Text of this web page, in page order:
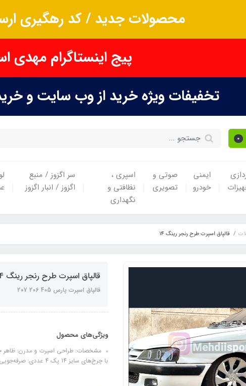
محصولات جدید / کد رهگیری
پیج اینستاگرام مهدی
تخفیفات ویژه خرید از وب سایت و
0
ایمنی
خودرو
صوتی و
تصویری
اسپری ،
نظافتی و
نگهداری
سر اگزوز / منبع
اگزوز / انبار اگزوز
قالپاق اسپرت طرح رنجر رینگ 14
قالپاق اسپرت طرح رنجر رینگ 14
قالپاق اسپرت پارس 405 206 207
ویژگی‌های محصول
با چرخ‌های سایز 14 پک 4 عددی: صرفه‌جویی در هزینه و نصب آسان